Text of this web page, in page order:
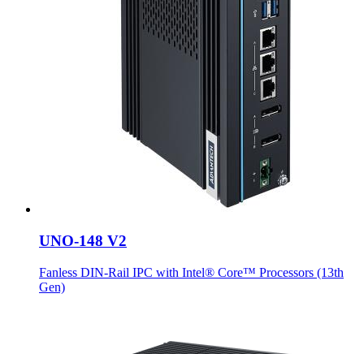
UNO-148 V2
Fanless DIN-Rail IPC with Intel® Core™ Processors (13th
Gen)